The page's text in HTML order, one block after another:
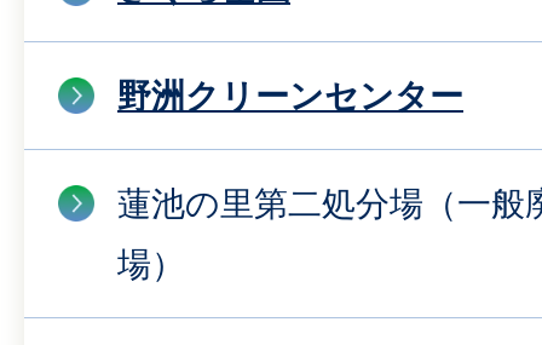
野洲クリーンセンター
蓮池の里第二処分場（一般
場）